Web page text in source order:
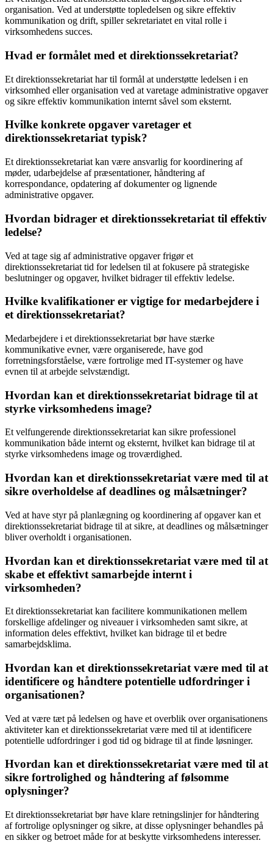
organisation. Ved at understøtte topledelsen og sikre effektiv
kommunikation og drift, spiller sekretariatet en vital rolle i
virksomhedens succes.
Hvad er formålet med et direktionssekretariat?
Et direktionssekretariat har til formål at understøtte ledelsen i en
virksomhed eller organisation ved at varetage administrative opgaver
og sikre effektiv kommunikation internt såvel som eksternt.
Hvilke konkrete opgaver varetager et
direktionssekretariat typisk?
Et direktionssekretariat kan være ansvarlig for koordinering af
møder, udarbejdelse af præsentationer, håndtering af
korrespondance, opdatering af dokumenter og lignende
administrative opgaver.
Hvordan bidrager et direktionssekretariat til effektiv
ledelse?
Ved at tage sig af administrative opgaver frigør et
direktionssekretariat tid for ledelsen til at fokusere på strategiske
beslutninger og opgaver, hvilket bidrager til effektiv ledelse.
Hvilke kvalifikationer er vigtige for medarbejdere i
et direktionssekretariat?
Medarbejdere i et direktionssekretariat bør have stærke
kommunikative evner, være organiserede, have god
forretningsforståelse, være fortrolige med IT-systemer og have
evnen til at arbejde selvstændigt.
Hvordan kan et direktionssekretariat bidrage til at
styrke virksomhedens image?
Et velfungerende direktionssekretariat kan sikre professionel
kommunikation både internt og eksternt, hvilket kan bidrage til at
styrke virksomhedens image og troværdighed.
Hvordan kan et direktionssekretariat være med til at
sikre overholdelse af deadlines og målsætninger?
Ved at have styr på planlægning og koordinering af opgaver kan et
direktionssekretariat bidrage til at sikre, at deadlines og målsætninger
bliver overholdt i organisationen.
Hvordan kan et direktionssekretariat være med til at
skabe et effektivt samarbejde internt i
virksomheden?
Et direktionssekretariat kan facilitere kommunikationen mellem
forskellige afdelinger og niveauer i virksomheden samt sikre, at
information deles effektivt, hvilket kan bidrage til et bedre
samarbejdsklima.
Hvordan kan et direktionssekretariat være med til at
identificere og håndtere potentielle udfordringer i
organisationen?
Ved at være tæt på ledelsen og have et overblik over organisationens
aktiviteter kan et direktionssekretariat være med til at identificere
potentielle udfordringer i god tid og bidrage til at finde løsninger.
Hvordan kan et direktionssekretariat være med til at
sikre fortrolighed og håndtering af følsomme
oplysninger?
Et direktionssekretariat bør have klare retningslinjer for håndtering
af fortrolige oplysninger og sikre, at disse oplysninger behandles på
en sikker og betroet måde for at beskytte virksomhedens interesser.